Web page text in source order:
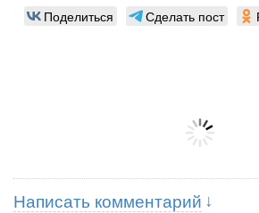
Поделиться Сделать пост
Написать комментарий